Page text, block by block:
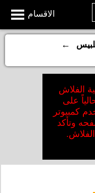
الاقسام
←
الفلاش
على
كمبيوتر
وتأكد